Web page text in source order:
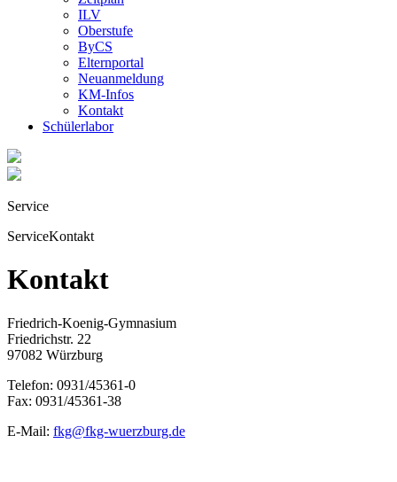
ILV
Oberstufe
ByCS
Elternportal
Neuanmeldung
KM-Infos
Kontakt
Schüler­labor
Service
ServiceKontakt
Kontakt
Friedrich-Koenig-Gymnasium
Friedrichstr. 22
97082 Würzburg
Telefon: 0931/45361-0
Fax: 0931/45361-38
E-Mail: fkg@fkg-wuerzburg.de